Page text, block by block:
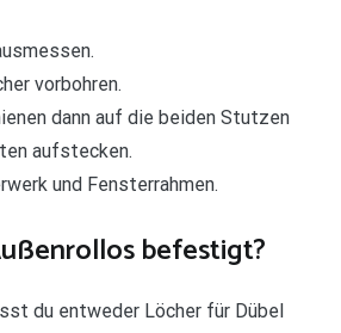
vorbohren.
dann auf die beiden Stutzen
aufstecken.
und Fensterrahmen.
befestigt?
du entweder Löcher für Dübel